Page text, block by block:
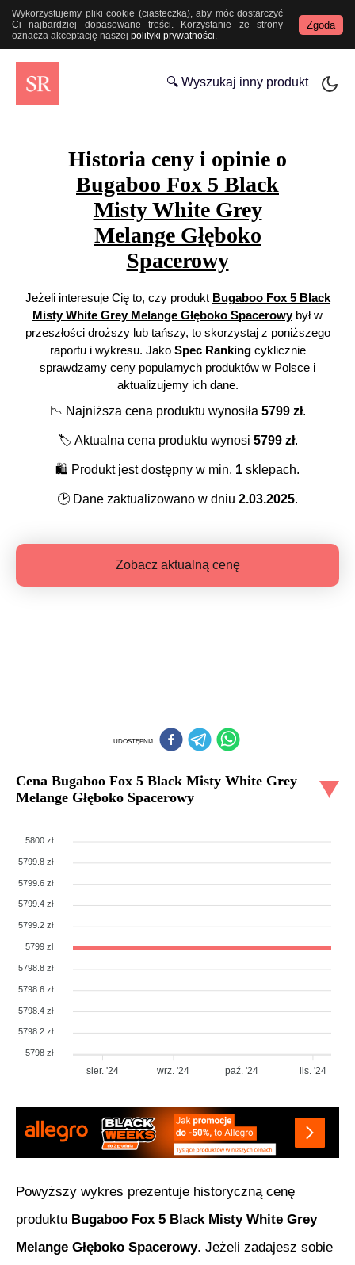
Wykorzystujemy pliki cookie (ciasteczka), aby móc dostarczyć
Ci najbardziej dopasowane treści. Korzystanie ze strony
oznacza akceptację naszej polityki prywatności.
Zgoda
🔍 Wyszukaj inny produkt
Historia ceny i opinie o
Bugaboo Fox 5 Black
Misty White Grey
Melange Głęboko
Spacerowy
Jeżeli interesuje Cię to, czy produkt Bugaboo Fox 5 Black
Misty White Grey Melange Głęboko Spacerowybył w
przeszłości droższy lub tańszy, to skorzystaj z poniższego
raportu i wykresu. Jako Spec Rankingcyklicznie
sprawdzamy ceny popularnych produktów w Polsce i
aktualizujemy ich dane.
📉 Najniższa cena produktu wynosiła 5799zł.
🏷️ Aktualna cena produktu wynosi 5799zł.
🛍️ Produkt jest dostępny w min. 1 sklepach.
🕑 Dane zaktualizowano w dniu 2.03.2025.
Zobacz aktualną cenę
UDOSTĘPNIJ
Cena Bugaboo Fox 5 Black Misty White Grey
Melange Głęboko Spacerowy
5800 zł
5799.8 zł
5799.6 zł
5799.4 zł
5799.2 zł
5799 zł
5798.8 zł
5798.6 zł
5798.4 zł
5798.2 zł
5798 zł
sier. '24 wrz. '24 paź. '24 lis. '24
Powyższy wykres prezentuje historyczną cenę
produktu Bugaboo Fox 5 Black Misty White Grey
Melange Głęboko Spacerowy. Jeżeli zadajesz sobie